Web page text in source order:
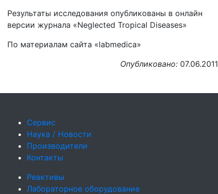
Результаты исследования опубликованы в онлайн
версии журнала «Neglected Tropical Diseases»
По материалам сайта «labmedica»
Опубликовано: 07.06.2011
Сервис
Наука / Новости
Производители
Контакты
Реактивы
Лабораторное оборудование